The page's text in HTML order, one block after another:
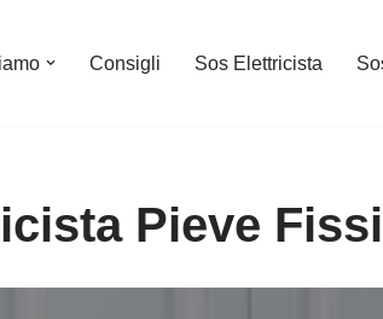
Consigli Sos Elettricista
Pieve